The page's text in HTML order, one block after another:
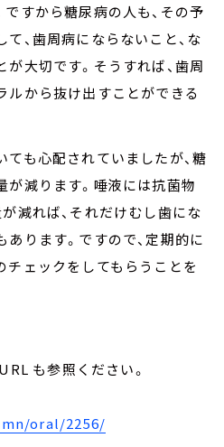
すから糖尿病の人も、その予
、歯周病にならないこと、な
大切です。そうすれば、歯周
ルから抜け出すことができる
も心配されていましたが、糖
減ります。唾液には抗菌物
減れば、それだけむし歯にな
ります。ですので、定期的に
チェックをしてもらうことを
も参照ください。
oral/2256/